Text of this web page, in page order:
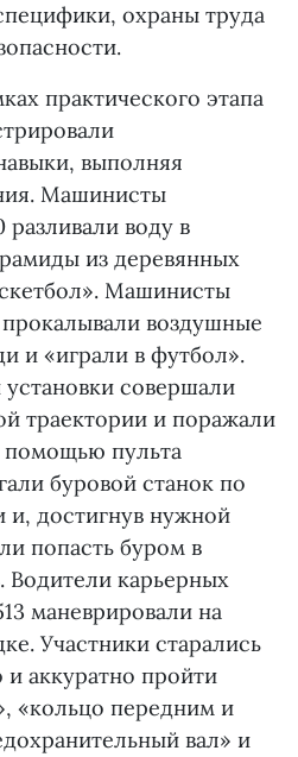
охраны труда
практического этапа
выполняя
Машинисты
воду в
из деревянных
Машинисты
воздушные
и «играли в футбол».
совершали
траектории и поражали
помощью пульта
буровой станок по
и, достигнув нужной
попасть буром в
Водители карьерных
маневрировали на
Участники старались
аккуратно пройти
«кольцо передним и
вал» и